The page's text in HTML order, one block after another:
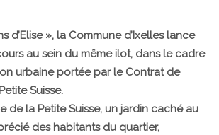
d’Elise », la Commune d’Ixelles lance
au sein du même ilot, dans le cadre
urbaine portée par le Contrat de
Suisse.
de la Petite Suisse, un jardin caché au
des habitants du quartier,